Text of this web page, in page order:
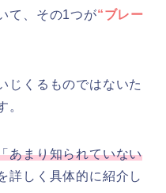
て、その1つが“ブレー
じくるものではないた
。
あまり知られていない
詳しく具体的に紹介し